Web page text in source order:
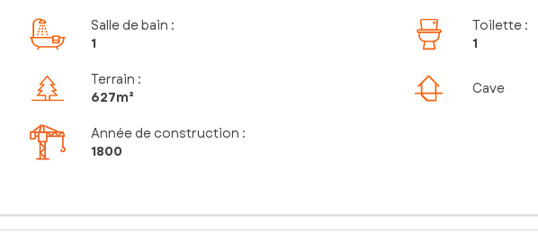
Salle de bain :
1
Toilette :
1
Terrain :
627m²
Cave
Année de construction :
1800